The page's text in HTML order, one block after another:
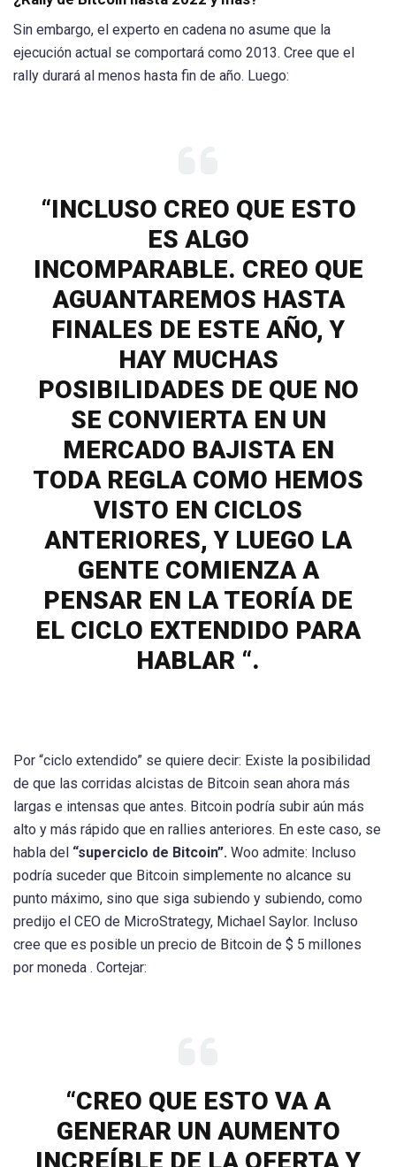
Sin embargo, el experto en cadena no asume que la
ejecución actual se comportará como 2013. Cree que el
rally durará al menos hasta fin de año. Luego:
“INCLUSO CREO QUE ESTO
ES ALGO
INCOMPARABLE. CREO QUE
AGUANTAREMOS HASTA
FINALES DE ESTE AÑO, Y
HAY MUCHAS
POSIBILIDADES DE QUE NO
SE CONVIERTA EN UN
MERCADO BAJISTA EN
TODA REGLA COMO HEMOS
VISTO EN CICLOS
ANTERIORES, Y LUEGO LA
GENTE COMIENZA A
PENSAR EN LA TEORÍA DE
EL CICLO EXTENDIDO PARA
HABLAR “.
Por “ciclo extendido” se quiere decir: Existe la posibilidad
de que las corridas alcistas de Bitcoin sean ahora más
largas e intensas que antes. Bitcoin podría subir aún más
alto y más rápido que en rallies anteriores. En este caso, se
habla del “superciclo de Bitcoin”. Woo admite: Incluso
podría suceder que Bitcoin simplemente no alcance su
punto máximo, sino que siga subiendo y subiendo, como
predijo el CEO de MicroStrategy, Michael Saylor. Incluso
cree que es posible un precio de Bitcoin de $ 5 millones
por moneda . Cortejar:
“CREO QUE ESTO VA A
GENERAR UN AUMENTO